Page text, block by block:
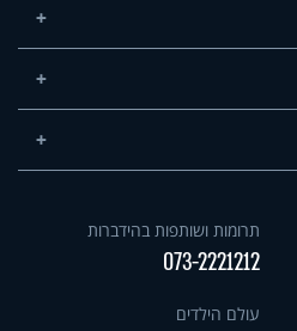
תרומות ושותפות בהידברות
073-2221212
עולם הילדים